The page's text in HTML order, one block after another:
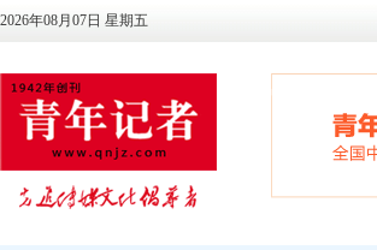
2026年08月07日 星期五